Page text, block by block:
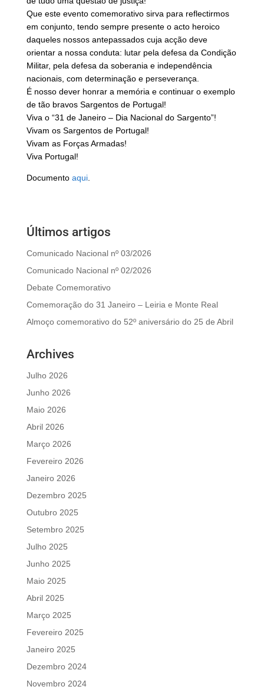
Que este evento comemorativo sirva para reflectirmos
em conjunto, tendo sempre presente o acto heroico
daqueles nossos antepassados cuja acção deve
orientar a nossa conduta: lutar pela defesa da Condição
Militar, pela defesa da soberania e independência
nacionais, com determinação e perseverança.
É nosso dever honrar a memória e continuar o exemplo
de tão bravos Sargentos de Portugal!
Viva o “31 de Janeiro – Dia Nacional do Sargento”!
Vivam os Sargentos de Portugal!
Vivam as Forças Armadas!
Viva Portugal!
Documento aqui.
Últimos artigos
Comunicado Nacional nº 03/2026
Comunicado Nacional nº 02/2026
Debate Comemorativo
Comemoração do 31 Janeiro – Leiria e Monte Real
Almoço comemorativo do 52º aniversário do 25 de Abril
Archives
Julho 2026
Junho 2026
Maio 2026
Abril 2026
Março 2026
Fevereiro 2026
Janeiro 2026
Dezembro 2025
Outubro 2025
Setembro 2025
Julho 2025
Junho 2025
Maio 2025
Abril 2025
Março 2025
Fevereiro 2025
Janeiro 2025
Dezembro 2024
Novembro 2024